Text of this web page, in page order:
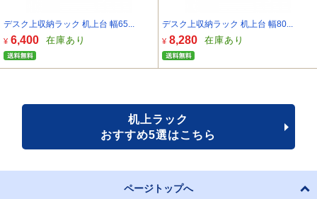
デスク上収納ラック 机上台 幅65...
¥ 6,400 在庫あり
デスク上収納ラック 机上台 幅80...
¥ 8,280 在庫あり
机上ラック
おすすめ5選はこちら
ページトップへ